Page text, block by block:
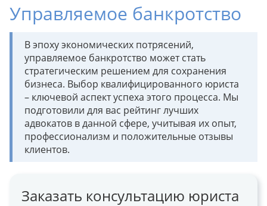
Управляемое банкротство
В эпоху экономических потрясений,
управляемое банкротство может стать
стратегическим решением для сохранения
бизнеса. Выбор квалифицированного юриста
– ключевой аспект успеха этого процесса. Мы
подготовили для вас рейтинг лучших
адвокатов в данной сфере, учитывая их опыт,
профессионализм и положительные отзывы
клиентов.
Заказать консультацию юриста